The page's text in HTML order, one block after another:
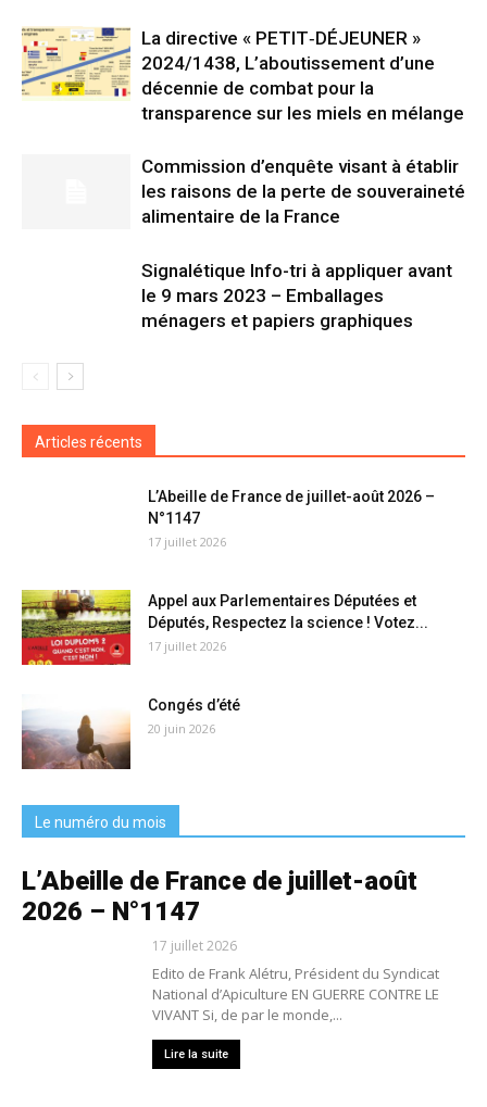
La directive « PETIT‑DÉJEUNER »
2024/1438, L’aboutissement d’une
décennie de combat pour la
transparence sur les miels en mélange
Commission d’enquête visant à établir
les raisons de la perte de souveraineté
alimentaire de la France
Signalétique Info-tri à appliquer avant
le 9 mars 2023 – Emballages
ménagers et papiers graphiques
Articles récents
L’Abeille de France de juillet-août 2026 –
N°1147
17 juillet 2026
Appel aux Parlementaires Députées et
Députés, Respectez la science ! Votez...
17 juillet 2026
Congés d’été
20 juin 2026
Le numéro du mois
L’Abeille de France de juillet-août
2026 – N°1147
17 juillet 2026
Edito de Frank Alétru, Président du Syndicat
National d’Apiculture EN GUERRE CONTRE LE
VIVANT Si, de par le monde,...
Lire la suite